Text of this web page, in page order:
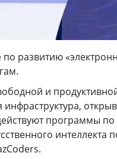
развитию
и
программы
интеллекта